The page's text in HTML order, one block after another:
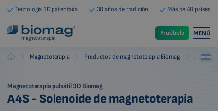
Tecnología 3D patentada 30 años de tradición Más de 40 países
magnetoterapia
Pruébelo MENÚ
Biomag Magnetoterapia Productos de magnetoterapia Biomag
Magnetoterapia pulsátil 3D Biomag
A4S - Solenoide de magnetoterapia